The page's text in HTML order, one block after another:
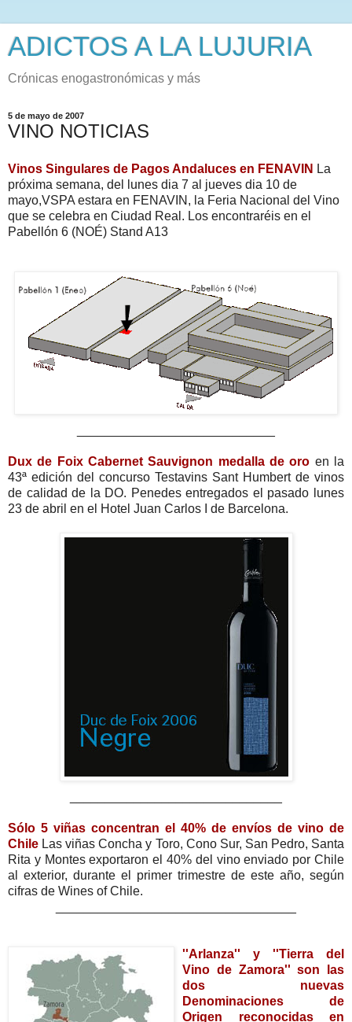
ADICTOS A LA LUJURIA
Crónicas enogastronómicas y más
5 de mayo de 2007
VINO NOTICIAS
Vinos Singulares de Pagos Andaluces en FENAVIN La
próxima semana, del lunes dia 7 al jueves dia 10 de
mayo,VSPA estara en FENAVIN, la Feria Nacional del Vino
que se celebra en Ciudad Real. Los encontraréis en el
Pabellón 6 (NOÉ) Stand A13
Dux de Foix Cabernet Sauvignon medalla de oro en la
43ª edición del concurso Testavins Sant Humbert de vinos
de calidad de la DO. Penedes entregados el pasado lunes
23 de abril en el Hotel Juan Carlos I de Barcelona.
Sólo 5 viñas concentran el 40% de envíos de vino de
Chile Las viñas Concha y Toro, Cono Sur, San Pedro, Santa
Rita y Montes exportaron el 40% del vino enviado por Chile
al exterior, durante el primer trimestre de este año, según
cifras de Wines of Chile.
''Arlanza'' y ''Tierra del
Vino de Zamora'' son las
dos nuevas
Denominaciones de
Origen reconocidas en